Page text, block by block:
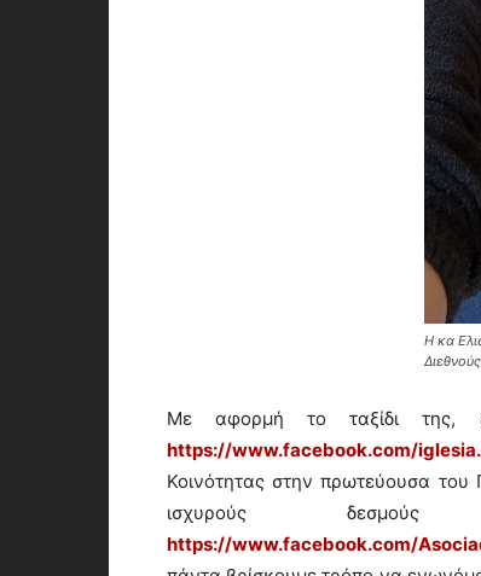
Η κα
Με αφορμή το ταξίδι της,
https://www.facebook.com/
Κοινότητας στην πρωτεύουσα του
ισχυρούς
https://www.facebook.com/